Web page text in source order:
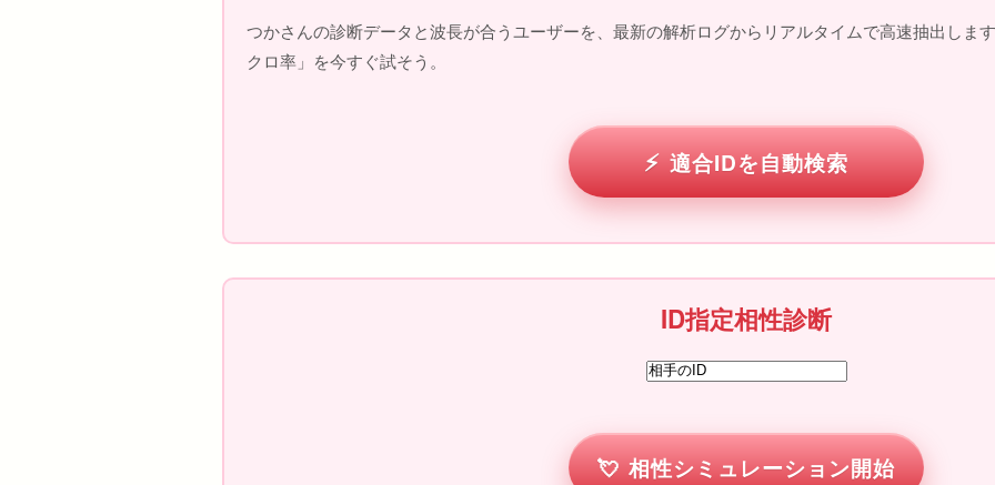
つかさんの診断データと波長が合うユーザーを、最新の解析ログからリアルタイムで高速抽出しま
クロ率」を今すぐ試そう。
適合IDを自動検索
ID指定相性診断
相性シミュレーション開始